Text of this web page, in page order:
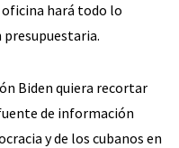
oficina hará todo lo
Biden quiera recortar
de información
y de los cubanos en